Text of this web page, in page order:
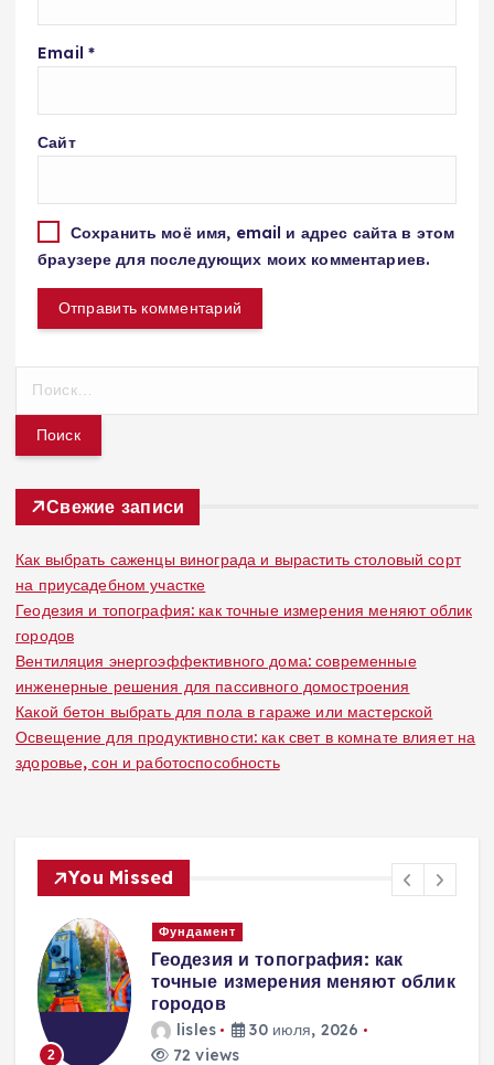
Email *
Сайт
Сохранить моё имя, email и адрес сайта в этом
браузере для последующих моих комментариев.
т
Свежие записи
Как выбрать саженцы винограда и вырастить столовый сорт
на приусадебном участке
Геодезия и топография: как точные измерения меняют облик
городов
Вентиляция энергоэффективного дома: современные
инженерные решения для пассивного домостроения
Какой бетон выбрать для пола в гараже или мастерской
Освещение для продуктивности: как свет в комнате влияет на
здоровье, сон и работоспособность
You Missed
2
Фундамент
Геодезия и топография: как
точные измерения меняют облик
городов
lisles
30 июля, 2026
72 views